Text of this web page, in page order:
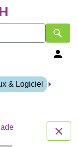
& Logiciel